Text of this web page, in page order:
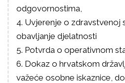
odgovornostima,
4. Uvjerenje o zdravstvenoj
obavljanje djelatnosti
5. Potvrda o operativnom
6. Dokaz o hrvatskom
važeće osobne iskaznice,